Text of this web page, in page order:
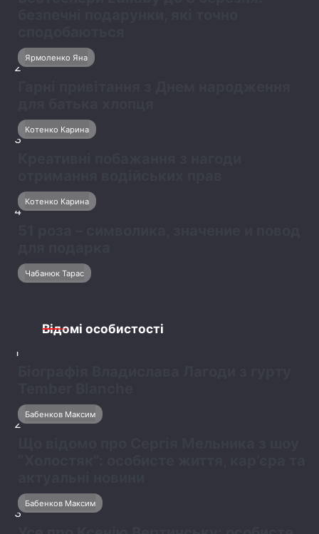
Ярмоленко Яна
2
Котенко Карина
3
Котенко Карина
4
Чабанюк Тарас
Відомі особистості
1
Бабенков Максим
2
Бабенков Максим
3